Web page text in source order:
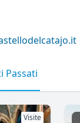
Passati
Visite